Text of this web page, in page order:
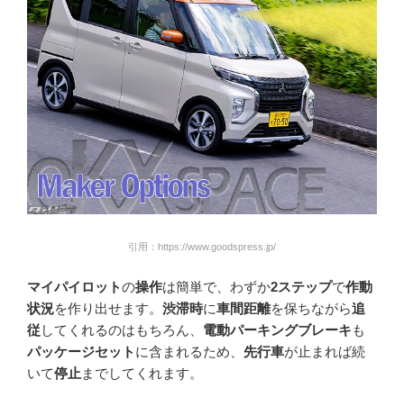
引用：https://www.goodspress.jp/
マイパイロットの操作は簡単で、わずか2ステップで作動
状況を作り出せます。 渋滞時に車間距離を保ちながら追
従 してくれるのはもちろん、 電動パーキングブレーキ も
パッケージセット に含まれるため、 先行車が止まれば続
いて停止 までしてくれます。